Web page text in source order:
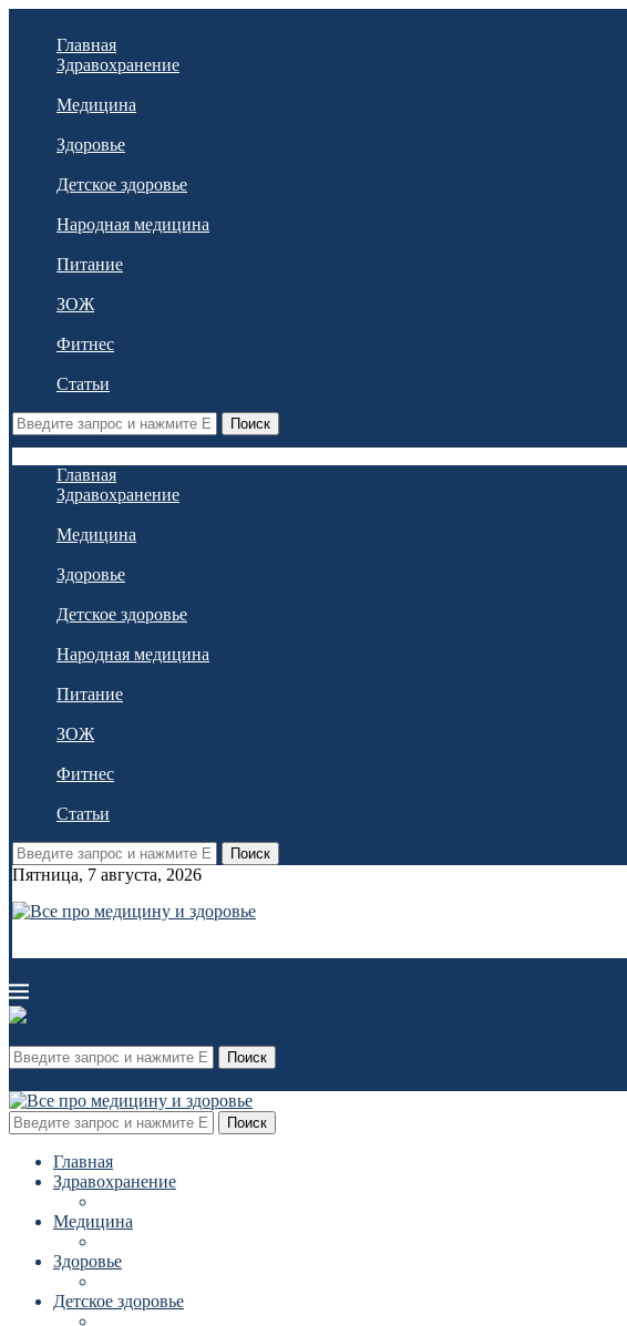
Главная
Здравохранение
Медицина
Здоровье
Детское здоровье
Народная медицина
Питание
ЗОЖ
Фитнес
Статьи
Поиск
Главная
Здравохранение
Медицина
Здоровье
Детское здоровье
Народная медицина
Питание
ЗОЖ
Фитнес
Статьи
Поиск
Пятница, 7 августа, 2026
Поиск
Поиск
Главная
Здравохранение
Медицина
Здоровье
Детское здоровье